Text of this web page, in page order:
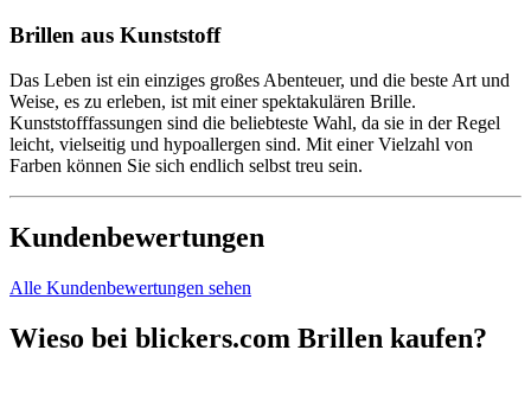
Brillen aus Kunststoff
Das Leben ist ein einziges großes Abenteuer, und die beste Art und
Weise, es zu erleben, ist mit einer spektakulären Brille.
Kunststofffassungen sind die beliebteste Wahl, da sie in der Regel
leicht, vielseitig und hypoallergen sind. Mit einer Vielzahl von
Farben können Sie sich endlich selbst treu sein.
Kundenbewertungen
Alle Kundenbewertungen sehen
Wieso bei blickers.com Brillen kaufen?